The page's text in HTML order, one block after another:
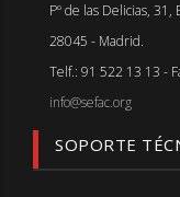
Pº de las Delicias, 31,
28045 - Madrid.
Telf.: 91 522 13 13 -
info@sefac.org
SOPORTE